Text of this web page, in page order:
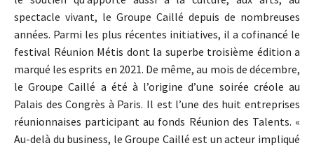
spectacle vivant, le Groupe Caillé depuis de nombreuses
années. Parmi les plus récentes initiatives, il a cofinancé le
festival Réunion Métis dont la superbe troisième édition a
marqué les esprits en 2021. De même, au mois de décembre,
le Groupe Caillé a été à l’origine d’une soirée créole au
Palais des Congrès à Paris. Il est l’une des huit entreprises
réunionnaises participant au fonds Réunion des Talents. «
Au-delà du business, le Groupe Caillé est un acteur impliqué